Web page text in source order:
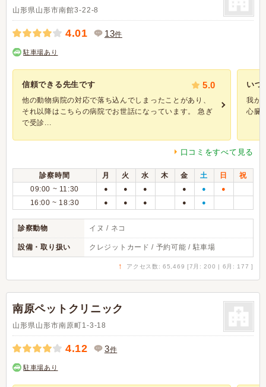
山形県山形市南館3-22-8
4.01 13件
駐車場あり
信頼できる先生です 5.0
他の動物病院の対応で落ち込んでしまったことがあり、
それ以降はこちらの病院でお世話になっています。 急ぎ
で受診...
いつ
我が
心臓
口コミをすべて見る
診察時間 月 火 水 木 金 土 日
祝
09:00 ~ 11:30
● ● ● ● ● ●
16:00 ~ 18:30 ● ● ● ● ●
診察動物 イヌ / ネコ
設備・取り扱い クレジットカード / 予約可能 / 駐車場
↑ アクセス数: 65,469 [7月: 200 | 6月: 177 ]
南原ペットクリニック
山形県山形市南原町1-3-18
4.12 3件
駐車場あり